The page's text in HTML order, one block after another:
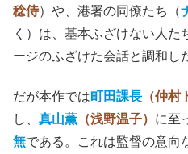
稔侍）や、港署の同僚たち（
く）は、基本ふざけない人
ージのふざけた会話と調和し
だが本作では町田課長 （仲村
し、 真山薫 （浅野温子） に至
無である。これは監督の意向